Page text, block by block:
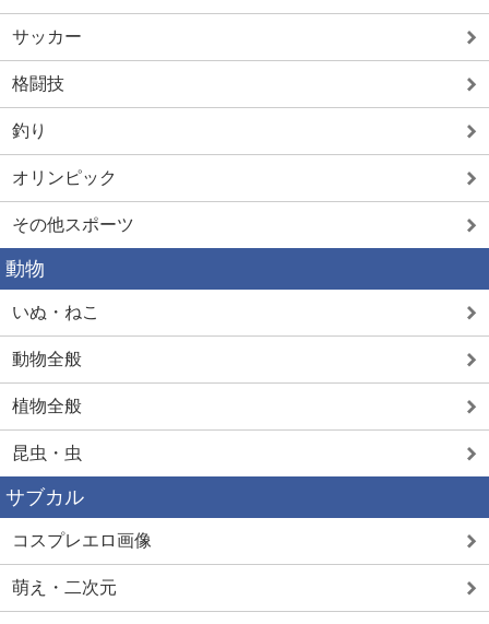
サッカー
格闘技
釣り
オリンピック
その他スポーツ
動物
いぬ・ねこ
動物全般
植物全般
昆虫・虫
サブカル
コスプレエロ画像
萌え・二次元